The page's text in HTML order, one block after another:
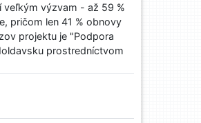
veľkým výzvam - až 59 %
pričom len 41 % obnovy
projektu je "Podpora
prostredníctvom